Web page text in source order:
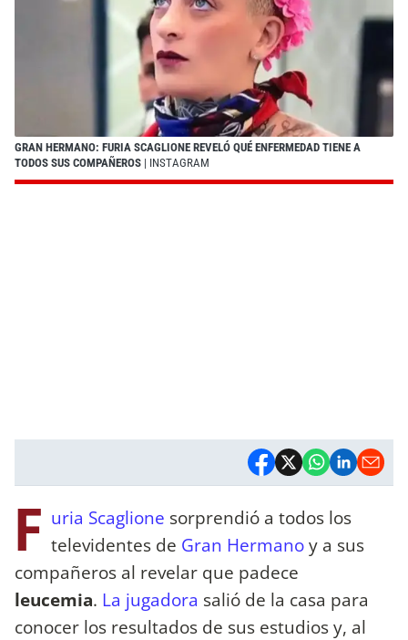
GRAN HERMANO: FURIA SCAGLIONE REVELÓ QUÉ ENFERMEDAD TIENE A
TODOS SUS COMPAÑEROS | INSTAGRAM
F uria Scaglione sorprendió a todos los
televidentes de Gran Hermanoy a sus
compañeros al revelar que padece
leucemia. La jugadora salió de la casa para
conocer los resultados de sus estudios y, al